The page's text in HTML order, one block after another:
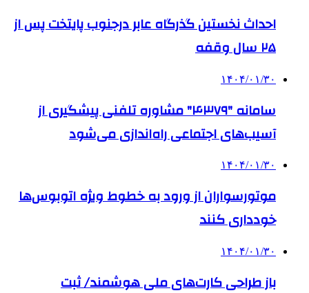
احداث نخستین گذرگاه عابر درجنوب پایتخت پس از
۲۵ سال وقفه
۱۴۰۴/۰۱/۳۰
سامانه "۴۳۷۹" مشاوره تلفنی پیشگیری از
آسیب‌های اجتماعی راه‌اندازی می‌شود
۱۴۰۴/۰۱/۳۰
موتورسواران از ورود به خطوط ویژه اتوبوس‌ها
خودداری کنند
۱۴۰۴/۰۱/۳۰
باز طراحی کارت‌های ملی هوشمند/ ثبت